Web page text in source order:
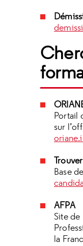
Portail
sur
Base
AFPA
Site
la